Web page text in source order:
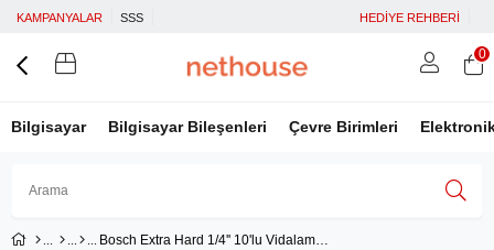
KAMPANYALAR SSS HEDİYE REHBERİ
Bilgisayar Bilgisayar Bileşenleri Çevre Birimleri
0
Bosch Extra Hard 1/4'' 10'lu Vidalama Ucu Seti